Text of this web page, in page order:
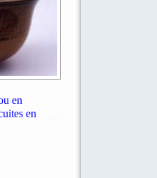
en
en